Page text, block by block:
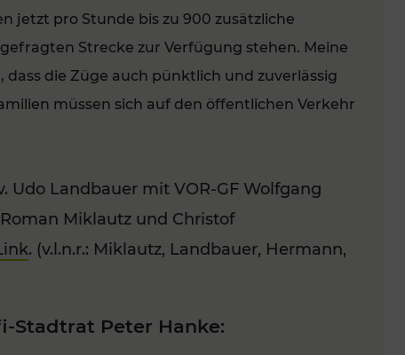
jetzt pro Stunde bis zu 900 zusätzliche
Strecke zur Verfügung stehen. Meine
die Züge auch pünktlich und zuverlässig
müssen sich auf den öffentlichen Verkehr
Udo Landbauer mit VOR-GF Wolfgang
Miklautz und Christof
. (v.l.n.r.: Miklautz, Landbauer, Hermann,
Stadtrat Peter Hanke: